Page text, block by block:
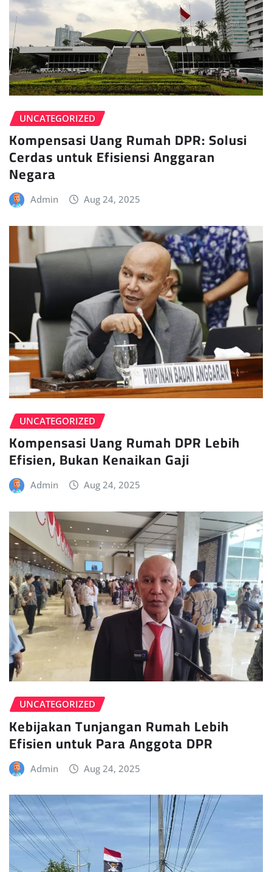
UNCATEGORIZED
Kompensasi Uang Rumah DPR: Solusi
Cerdas untuk Efisiensi Anggaran
Negara
Admin Aug 24, 2025
UNCATEGORIZED
Kompensasi Uang Rumah DPR Lebih
Efisien, Bukan Kenaikan Gaji
Admin Aug 24, 2025
UNCATEGORIZED
Kebijakan Tunjangan Rumah Lebih
Efisien untuk Para Anggota DPR
Admin Aug 24, 2025